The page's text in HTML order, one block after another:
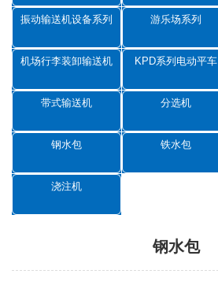
振动输送机设备系列 游乐场系列
机场行李装卸输送机 KPD系列电动平车
带式输送机 分选机
钢水包 铁水包
浇注机
钢水包